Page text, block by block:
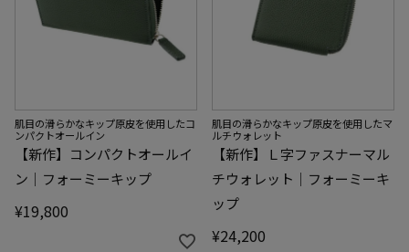
肌目の滑らかなキップ原皮を使用したコ
ンパクトオールイン
【新作】コンパクトオールイ
ン｜フォーミーキップ
¥19,800
肌目の滑らかなキップ原皮を使用したマ
ルチウォレット
【新作】Ｌ字ファスナーマル
チウォレット｜フォーミーキ
ップ
¥24,200